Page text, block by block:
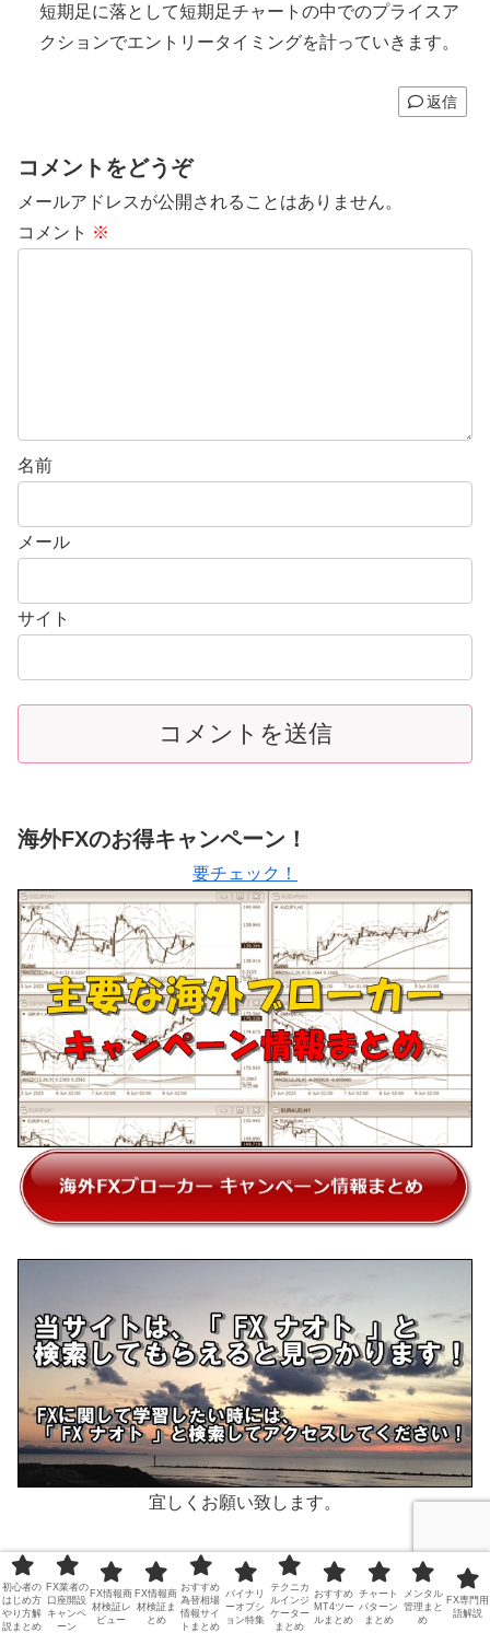
短期足に落として短期足チャートの中でのプライスア
クションでエントリータイミングを計っていきます。
返信
コメントをどうぞ
メールアドレスが公開されることはありません。
コメント ※
名前
メール
サイト
海外FXのお得キャンペーン！
要チェック！
宜しくお願い致します。
FXブローカーのお得ボーナス情報
初心者の
はじめ方
やり方解
説まとめ
FX業者の
口座開設
キャンペ
ーン
FX情報商
材検証レ
ビュー
FX情報商
材検証ま
とめ
おすすめ
為替相場
情報サイ
トまとめ
バイナリ
ーオプシ
ョン特集
テクニカ
ルインジ
ケーター
まとめ
おすすめ
MT4ツー
ルまとめ
チャート
パターン
まとめ
メンタル
管理まと
め
FX専門用
語解説